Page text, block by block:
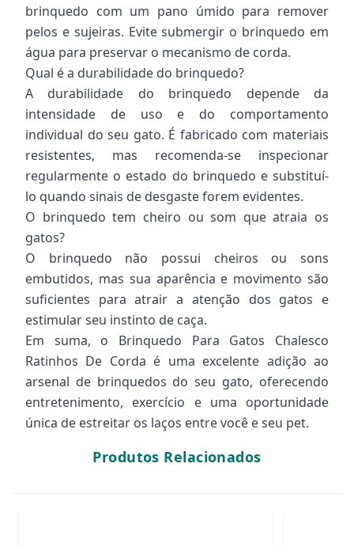
brinquedo com um pano úmido para remover
pelos e sujeiras. Evite submergir o brinquedo em
água para preservar o mecanismo de corda.
Qual é a durabilidade do brinquedo?
A durabilidade do brinquedo depende da
intensidade de uso e do comportamento
individual do seu gato. É fabricado com materiais
resistentes, mas recomenda-se inspecionar
regularmente o estado do brinquedo e substituí-
lo quando sinais de desgaste forem evidentes.
O brinquedo tem cheiro ou som que atraia os
gatos?
O brinquedo não possui cheiros ou sons
embutidos, mas sua aparência e movimento são
suficientes para atrair a atenção dos gatos e
estimular seu instinto de caça.
Em suma, o Brinquedo Para Gatos Chalesco
Ratinhos De Corda é uma excelente adição ao
arsenal de brinquedos do seu gato, oferecendo
entretenimento, exercício e uma oportunidade
única de estreitar os laços entre você e seu pet.
Produtos Relacionados